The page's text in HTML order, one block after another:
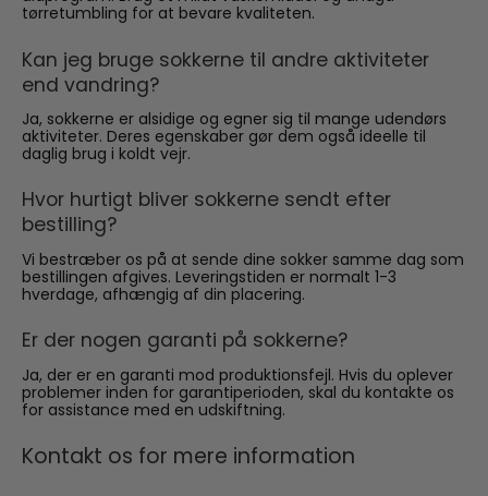
tørretumbling for at bevare kvaliteten.
Kan jeg bruge sokkerne til andre aktiviteter
end vandring?
Ja, sokkerne er alsidige og egner sig til mange udendørs
aktiviteter. Deres egenskaber gør dem også ideelle til
daglig brug i koldt vejr.
Hvor hurtigt bliver sokkerne sendt efter
bestilling?
Vi bestræber os på at sende dine sokker samme dag som
bestillingen afgives. Leveringstiden er normalt 1-3
hverdage, afhængig af din placering.
Er der nogen garanti på sokkerne?
Ja, der er en garanti mod produktionsfejl. Hvis du oplever
problemer inden for garantiperioden, skal du kontakte os
for assistance med en udskiftning.
Kontakt os for mere information